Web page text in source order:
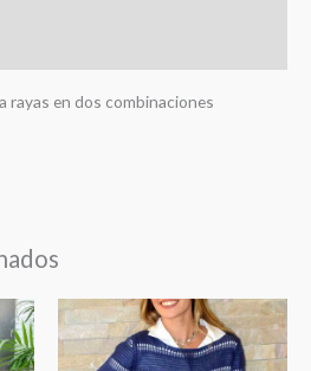
rayas en dos combinaciones